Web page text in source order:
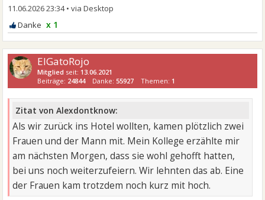
11.06.2026 23:34•
x 1
ElGatoRojo
Mitglied seit: 13.06.2021
Beiträge: 24844 Danke:55927 Themen: 1
Zitat von Alexdontknow:
Als wir zurück ins Hotel wollten, kamen plötzlich zwei
Frauen und der Mann mit. Mein Kollege erzählte mir
am nächsten Morgen, dass sie wohl gehofft hatten,
bei uns noch weiterzufeiern. Wir lehnten das ab. Eine
der Frauen kam trotzdem noch kurz mit hoch.